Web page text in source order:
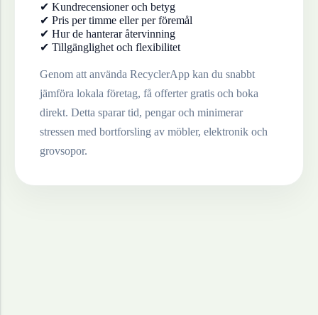
✔ Kundrecensioner och betyg
✔ Pris per timme eller per föremål
✔ Hur de hanterar återvinning
✔ Tillgänglighet och flexibilitet
Genom att använda RecyclerApp kan du snabbt
jämföra lokala företag, få offerter gratis och boka
direkt. Detta sparar tid, pengar och minimerar
stressen med bortforsling av möbler, elektronik och
grovsopor.